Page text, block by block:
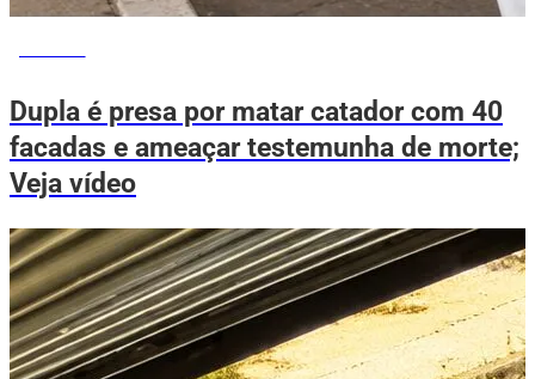
Dupla é presa por matar catador com 40
facadas e ameaçar testemunha de morte;
Veja vídeo